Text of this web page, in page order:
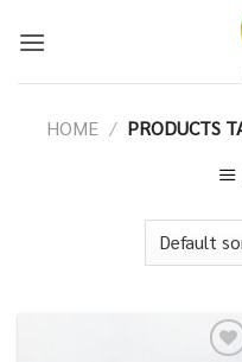
HOME / PRODUCTS